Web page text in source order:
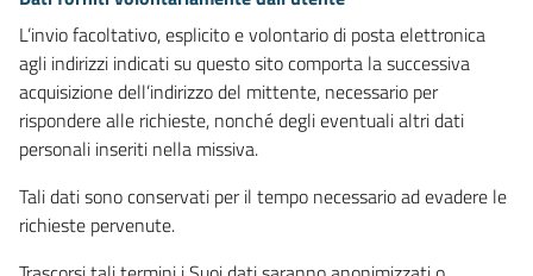
L’invio facoltativo, esplicito e volontario di posta elettronica
agli indirizzi indicati su questo sito comporta la successiva
acquisizione dell’indirizzo del mittente, necessario per
rispondere alle richieste, nonché degli eventuali altri dati
personali inseriti nella missiva.
Tali dati sono conservati per il tempo necessario ad evadere le
richieste pervenute.